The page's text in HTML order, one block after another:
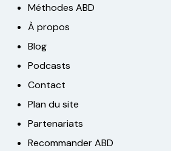
Méthodes ABD
À propos
Blog
Podcasts
Contact
Plan du site
Partenariats
Recommander ABD